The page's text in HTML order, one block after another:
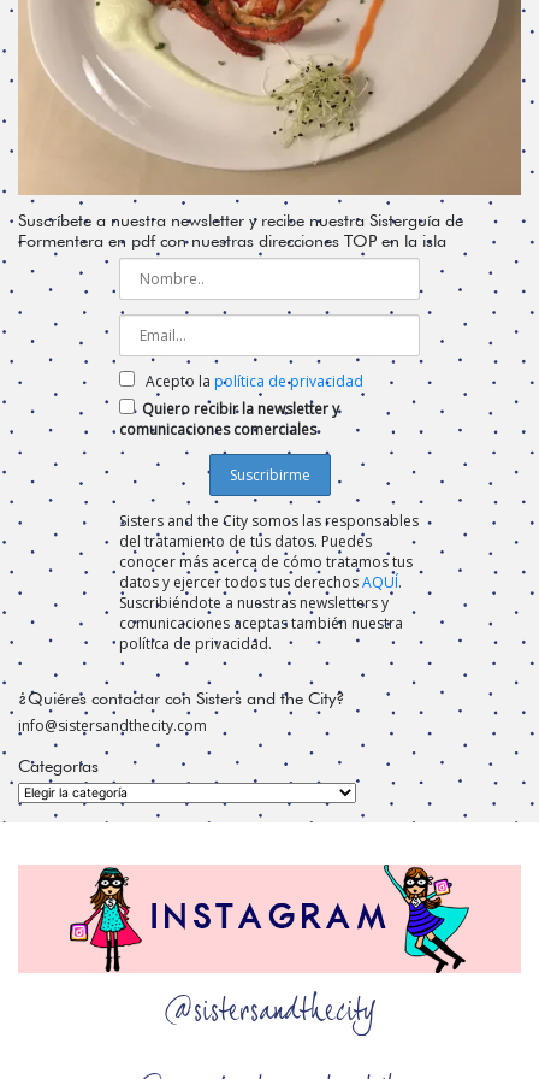
Suscríbete a nuestra newsletter y recibe nuestra Sisterguía de
Formentera en pdf con nuestras direcciones TOP en la isla
Acepto la política de privacidad
Quiero recibir la newsletter y
comunicaciones comerciales
Sisters and the City somos las responsables
del tratamiento de tus datos. Puedes
conocer más acerca de cómo tratamos tus
datos y ejercer todos tus derechosAQUÍ.
Suscribiéndote a nuestras newsletters y
comunicaciones aceptas también nuestra
política de privacidad.
¿Quiéres contactar con Sisters and the City?
info@sistersandthecity.com
Categorías
Categorías
@sistersandthecity